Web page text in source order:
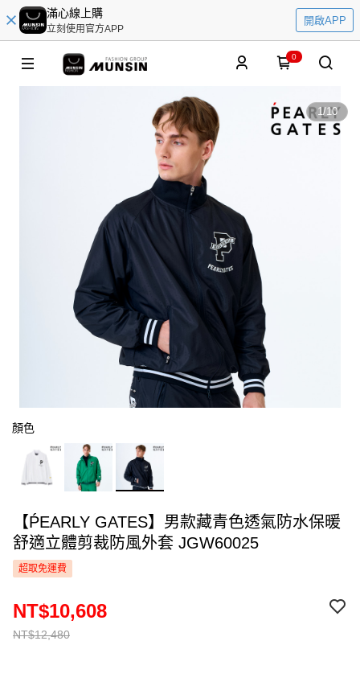
滿心線上購
立刻使用官方APP
開啟APP
0
1/10
顏色
【ṔEARLY GATES】男款藏青色透氣防水保暖
舒適立體剪裁防風外套 JGW60025
超取免運費
NT$12,480
NT$10,608